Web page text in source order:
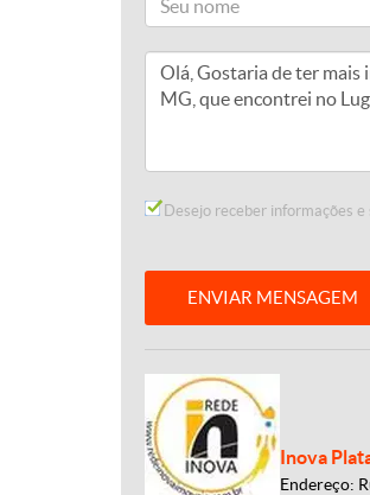
Desejo receber informações
ENVIAR MENSAGEM
Inova
Endereço: